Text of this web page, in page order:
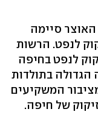
סיימה
לנפט. הרשות
בית הזיקוק לנפט בחיפה
הגדולה בתולדות
המשקיעים